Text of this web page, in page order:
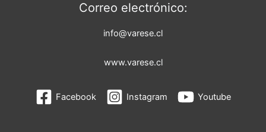
Correo electrónico:
info@varese.cl
www.varese.cl
Facebook Instagram Youtube